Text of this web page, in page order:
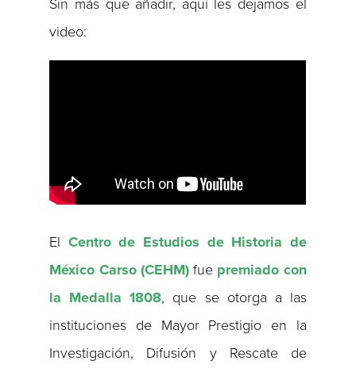
Sin más que añadir, aquí les dejamos el
video:
El Centro de Estudios de Historia de
México Carso (CEHM)fue premiado con
la Medalla 1808, que se otorga a las
instituciones de Mayor Prestigio en la
Investigación, Difusión y Rescate de